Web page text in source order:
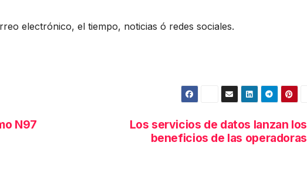
electrónico, el tiempo, noticias ó redes sociales.
Los servicios de datos lanzan los
beneficios de las operadoras
N97